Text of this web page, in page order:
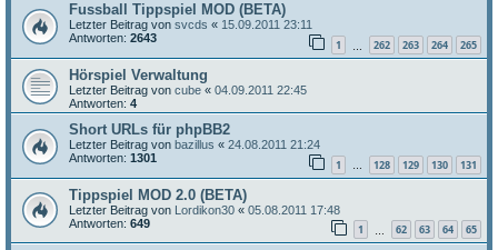
Fussball Tippspiel MOD (BETA)
Letzter Beitrag von svcds « 15.09.2011 23:11
Antworten: 2643 1 262 263 264 265
Hörspiel Verwaltung
Letzter Beitrag von cube « 04.09.2011 22:45
Antworten: 4
Short URLs für phpBB2
Letzter Beitrag von bazillus « 24.08.2011 21:24
Antworten: 1301 1 … 128 129 130 131
Tippspiel MOD 2.0 (BETA)
Letzter Beitrag von Lordikon30 « 05.08.2011 17:48
Antworten: 649 1 62 63 64 65